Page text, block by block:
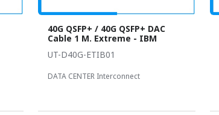
40G QSFP+ / 40G QSFP+ DAC
Cable 1 M. Extreme - IBM
UT-D40G-ETIB01
DATA CENTER Interconnect